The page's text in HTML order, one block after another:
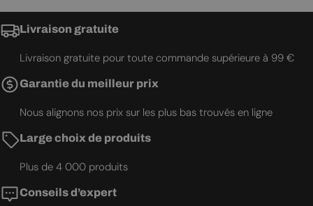
Livraison gratuite
Livraison gratuite pour toute commande supérieure à 99 €
Garantie du meilleur prix
Nous alignons nos prix sur les plus bas trouvés en ligne
Large choix de produits
Plus de 4 000 produits
Conseils d’expert